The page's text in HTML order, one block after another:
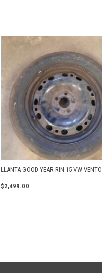
LLANTA GOOD YEAR RIN 15 VW VENTO
$2,499.00